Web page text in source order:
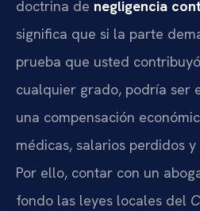
doctrina de negligencia
significa que si la parte
prueba que usted
cualquier grado, podría ser
una compensación
médicas, salarios perdidos
Por ello, contar con un
fondo las leyes locales del